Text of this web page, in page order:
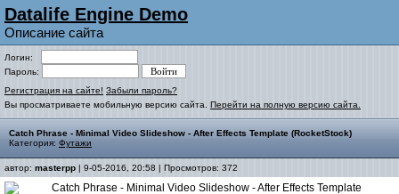
Datalife Engine Demo
Описание сайта
Логин:
Пароль:
Регистрация на сайте! Забыли пароль?
Вы просматриваете мобильную версию сайта. Перейти на полную версию сайта.
Catch Phrase - Minimal Video Slideshow - After Effects Template (RocketStock)
Категория: Футажи
автор: masterpp | 9-05-2016, 20:58 | Просмотров: 372